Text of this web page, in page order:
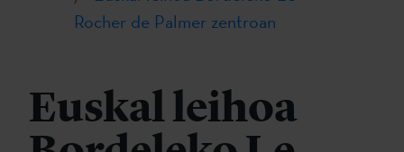
Rocher de Palmer zentroan
Euskal leihoa